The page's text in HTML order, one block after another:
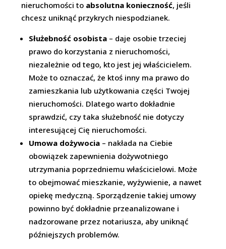
nieruchomości to absolutna konieczność, jeśli
chcesz uniknąć przykrych niespodzianek.
Służebność osobista – daje osobie trzeciej
prawo do korzystania z nieruchomości,
niezależnie od tego, kto jest jej właścicielem.
Może to oznaczać, że ktoś inny ma prawo do
zamieszkania lub użytkowania części Twojej
nieruchomości. Dlatego warto dokładnie
sprawdzić, czy taka służebność nie dotyczy
interesującej Cię nieruchomości.
Umowa dożywocia – nakłada na Ciebie
obowiązek zapewnienia dożywotniego
utrzymania poprzedniemu właścicielowi. Może
to obejmować mieszkanie, wyżywienie, a nawet
opiekę medyczną. Sporządzenie takiej umowy
powinno być dokładnie przeanalizowane i
nadzorowane przez notariusza, aby uniknąć
późniejszych problemów.